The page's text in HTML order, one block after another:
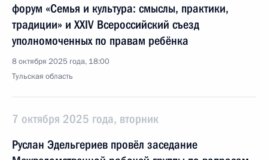
форум «Семья и культура: смыслы, практики,
традиции» и XXIV Всероссийский съезд
уполномоченных по правам ребёнка
8 октября 2025 года, 18:00
Тульская область
7 октября 2025 года, вторник
Руслан Эдельгериев провёл заседание